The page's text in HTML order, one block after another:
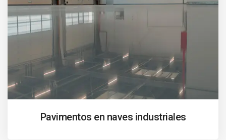
Pavimentos en naves industriales